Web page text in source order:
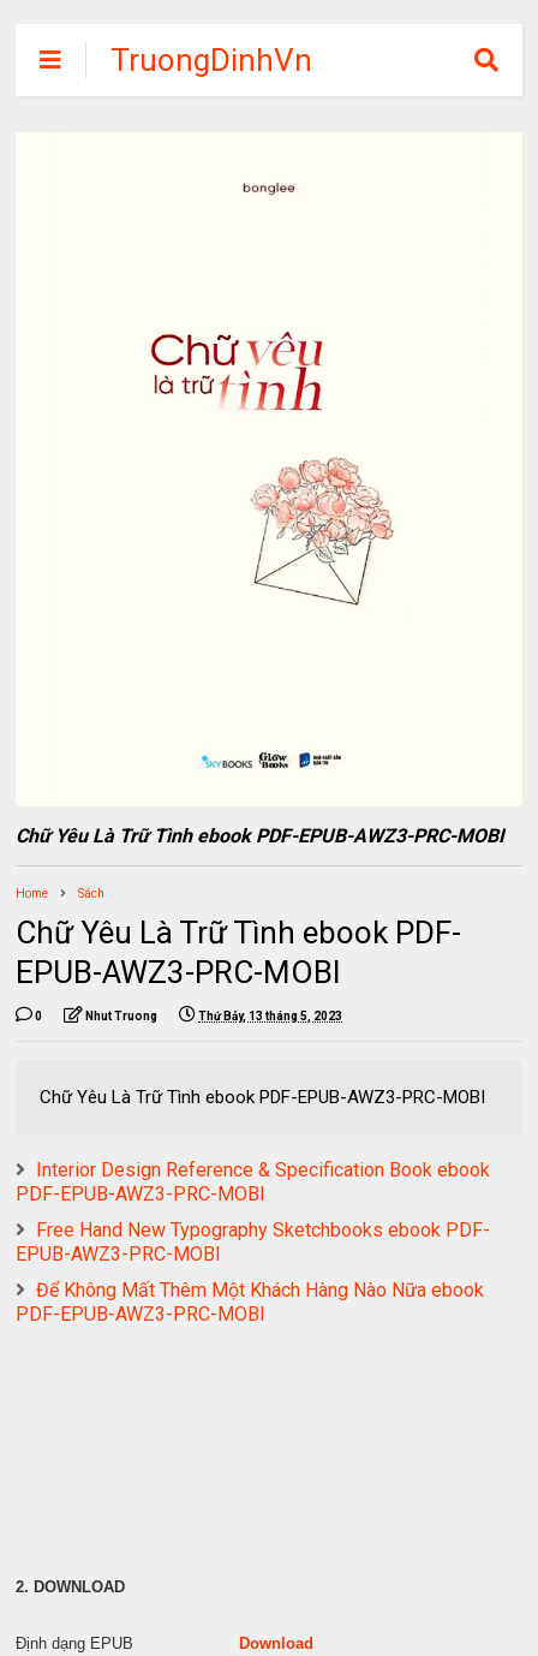
TruongDinhVn
Chia sẽ ebook,
tập miễn phí
Chữ Yêu Là Trữ Tình ebook PDF-EPUB-AWZ3-PRC-MOBI
Home Sách
Chữ Yêu Là Trữ Tình ebook PDF-
EPUB-AWZ3-PRC-MOBI
0 Nhut Truong Thứ Bảy, 13 tháng 5, 2023
Chữ Yêu Là Trữ Tình ebook PDF-EPUB-AWZ3-PRC-MOBI
Interior Design Reference & Specification Book ebook
PDF-EPUB-AWZ3-PRC-MOBI
Free Hand New Typography Sketchbooks ebook PDF-
EPUB-AWZ3-PRC-MOBI
Để Không Mất Thêm Một Khách Hàng Nào Nữa ebook
PDF-EPUB-AWZ3-PRC-MOBI
2. DOWNLOAD
Định dạng EPUB Download